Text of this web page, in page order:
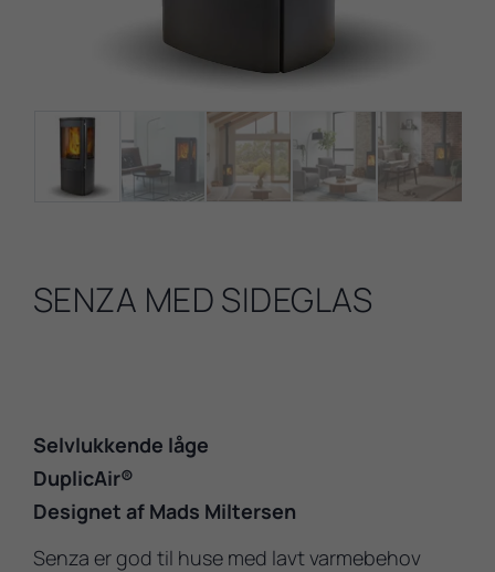
SENZA MED SIDEGLAS
Selvlukkende låge
DuplicAir®
Designet af Mads Miltersen
Senza er god til huse med lavt varmebehov